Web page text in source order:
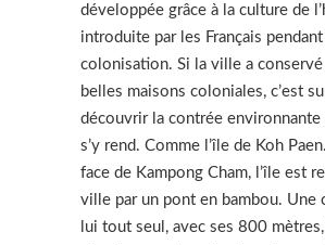
développée grâce à la culture de
introduite par les Français
colonisation. Si la ville a conservé
belles maisons coloniales, c’est
découvrir la contrée environnante
s’y rend. Comme l’île de Koh
face de Kampong Cham, l’île est
ville par un pont en bambou. Une
lui tout seul, avec ses 800